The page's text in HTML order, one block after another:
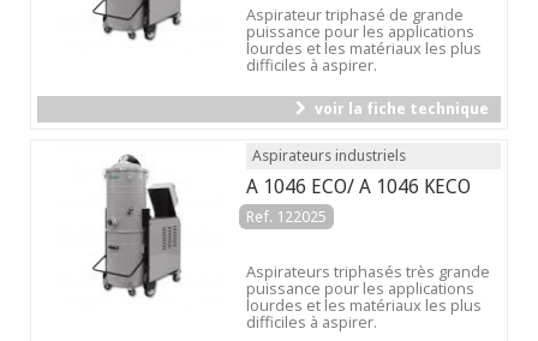
Aspirateur triphasé de grande
puissance pour les applications
lourdes et les matériaux les plus
difficiles à aspirer.
voir la fiche technique
Aspirateurs industriels
A 1046 ECO/ A 1046 KECO
Ref. 122025
Aspirateurs triphasés très grande
puissance pour les applications
lourdes et les matériaux les plus
difficiles à aspirer.